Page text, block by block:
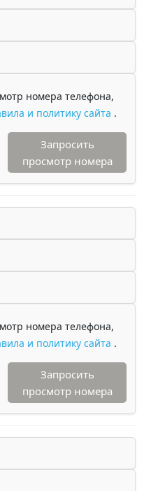
номера телефона,
и политику сайта .
Запросить
просмотр номера
номера телефона,
и политику сайта .
Запросить
просмотр номера